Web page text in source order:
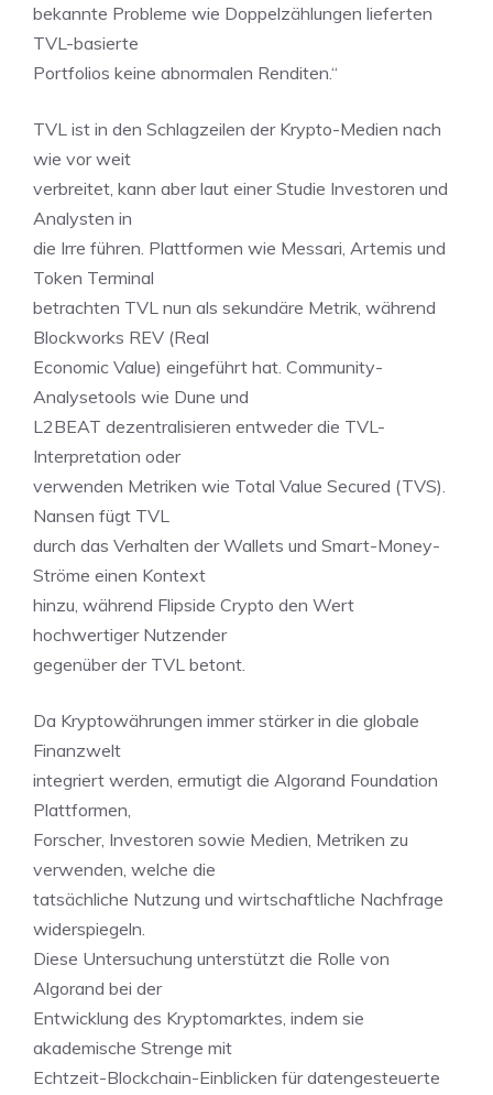
bekannte Probleme wie Doppelzählungen lieferten
TVL-basierte
Portfolios keine abnormalen Renditen.“
TVL ist in den Schlagzeilen der Krypto-Medien nach
wie vor weit
verbreitet, kann aber laut einer Studie Investoren und
Analysten in
die Irre führen. Plattformen wie Messari, Artemis und
Token Terminal
betrachten TVL nun als sekundäre Metrik, während
Blockworks REV (Real
Economic Value) eingeführt hat. Community-
Analysetools wie Dune und
L2BEAT dezentralisieren entweder die TVL-
Interpretation oder
verwenden Metriken wie Total Value Secured (TVS).
Nansen fügt TVL
durch das Verhalten der Wallets und Smart-Money-
Ströme einen Kontext
hinzu, während Flipside Crypto den Wert
hochwertiger Nutzender
gegenüber der TVL betont.
Da Kryptowährungen immer stärker in die globale
Finanzwelt
integriert werden, ermutigt die Algorand Foundation
Plattformen,
Forscher, Investoren sowie Medien, Metriken zu
verwenden, welche die
tatsächliche Nutzung und wirtschaftliche Nachfrage
widerspiegeln.
Diese Untersuchung unterstützt die Rolle von
Algorand bei der
Entwicklung des Kryptomarktes, indem sie
akademische Strenge mit
Echtzeit-Blockchain-Einblicken für datengesteuerte